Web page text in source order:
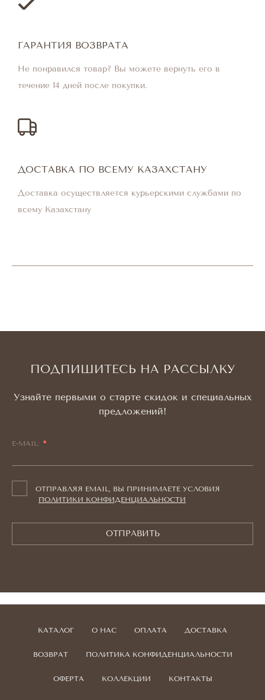
ГАРАНТИЯ ВОЗВРАТА
Не понравился товар? Вы можете вернуть его в
течение 14 дней после покупки.
ДОСТАВКА ПО ВСЕМУ КАЗАХСТАНУ
Доставка осуществляется курьерскими службами по
всему Казахстану
ПОДПИШИТЕСЬ НА РАССЫЛКУ
Узнайте первыми о старте скидок и специальных
предложений!
E-MAIL:
ОТПРАВЛЯЯ EMAIL, ВЫ ПРИНИМАЕТЕ УСЛОВИЯ
ПОЛИТИКИ КОНФИДЕНЦИАЛЬНОСТИ
ОТПРАВИТЬ
КАТАЛОГ О НАС ОПЛАТА ДОСТАВКА
ВОЗВРАТ ПОЛИТИКА КОНФИДЕНЦИАЛЬНОСТИ
ОФЕРТА КОЛЛЕКЦИИ КОНТАКТЫ